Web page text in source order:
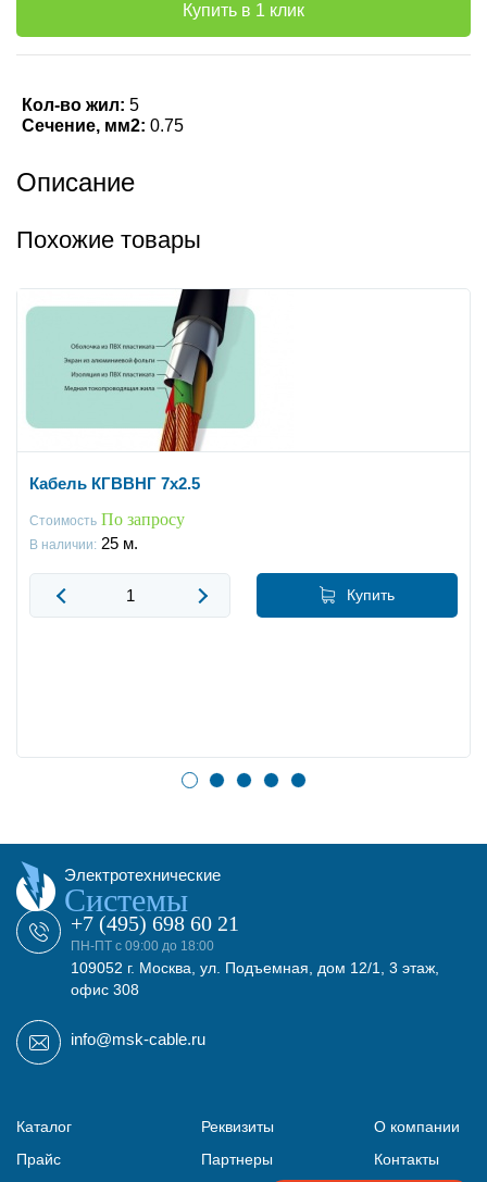
Купить в 1 клик
Кол-во жил: 5
Сечение, мм2: 0.75
Описание
Похожие товары
Кабель КГВВНГ 7x2.5
Стоимость По запросу
В наличии: 25 м.
Купить
Электротехнические
Системы
+7 (495) 698 60 21
ПН-ПТ с 09:00 до 18:00
109052 г. Москва, ул. Подъемная, дом 12/1, 3 этаж,
офис 308
info@msk-cable.ru
Каталог
Прайс
Реквизиты
Партнеры
О компании
Контакты